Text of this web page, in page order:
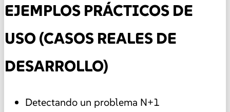
EJEMPLOS PRÁCTICOS DE
USO (CASOS REALES DE
DESARROLLO)
Detectando un problema N+1